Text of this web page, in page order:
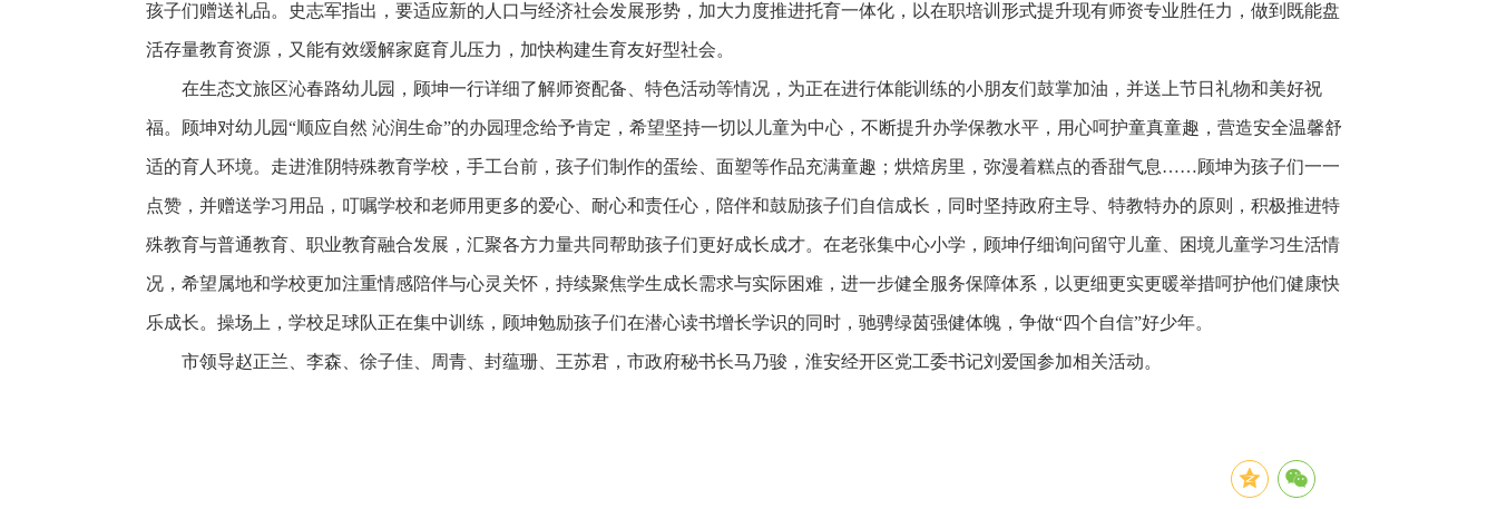
孩子们赠送礼品。史志军指出，要适应新的人口与经济社会发展形势，加大力度推进托育一体化，以在职培训形式提升现有师资专业胜任力，做到既能盘
活存量教育资源，又能有效缓解家庭育儿压力，加快构建生育友好型社会。
在生态文旅区沁春路幼儿园，顾坤一行详细了解师资配备、特色活动等情况，为正在进行体能训练的小朋友们鼓掌加油，并送上节日礼物和美好祝
福。顾坤对幼儿园“顺应自然 沁润生命”的办园理念给予肯定，希望坚持一切以儿童为中心，不断提升办学保教水平，用心呵护童真童趣，营造安全温馨舒
适的育人环境。走进淮阴特殊教育学校，手工台前，孩子们制作的蛋绘、面塑等作品充满童趣；烘焙房里，弥漫着糕点的香甜气息……顾坤为孩子们一一
点赞，并赠送学习用品，叮嘱学校和老师用更多的爱心、耐心和责任心，陪伴和鼓励孩子们自信成长，同时坚持政府主导、特教特办的原则，积极推进特
殊教育与普通教育、职业教育融合发展，汇聚各方力量共同帮助孩子们更好成长成才。在老张集中心小学，顾坤仔细询问留守儿童、困境儿童学习生活情
况，希望属地和学校更加注重情感陪伴与心灵关怀，持续聚焦学生成长需求与实际困难，进一步健全服务保障体系，以更细更实更暖举措呵护他们健康快
乐成长。操场上，学校足球队正在集中训练，顾坤勉励孩子们在潜心读书增长学识的同时，驰骋绿茵强健体魄，争做“四个自信”好少年。
市领导赵正兰、李森、徐子佳、周青、封蕴珊、王苏君，市政府秘书长马乃骏，淮安经开区党工委书记刘爱国参加相关活动。